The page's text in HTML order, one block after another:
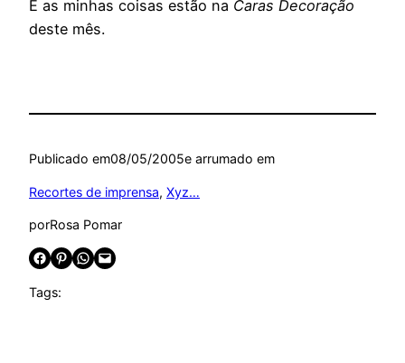
E as minhas coisas estão na Caras Decoração
deste mês.
Publicado em08/05/2005e arrumado em
Recortes de imprensa, Xyz…
porRosa Pomar
Share on Facebook Share on Pinterest Share on WhatsApp Email this Page
Tags: